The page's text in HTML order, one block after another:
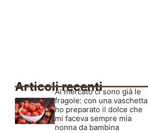
Articoli recenti
Al mercato ci sono già le
fragole: con una vaschetta
ho preparato il dolce che
mi faceva sempre mia
nonna da bambina